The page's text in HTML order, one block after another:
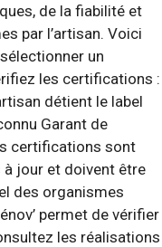
de la fiabilité et
par l’artisan. Voici
un
les certifications :
détient le label
Garant de
certifications sont
jour et doivent être
des organismes
permet de vérifier
les réalisations